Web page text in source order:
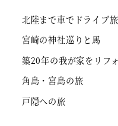
北陸まで車でドライブ旅
宮崎の神社巡りと馬
築20年の我が家をリフ
角島・宮島の旅
戸隠への旅